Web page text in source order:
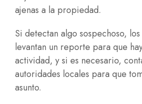
ajenas a la propiedad.
Si detectan algo sospechoso,
levantan un reporte para que
actividad, y si es necesario,
autoridades locales para que
asunto.